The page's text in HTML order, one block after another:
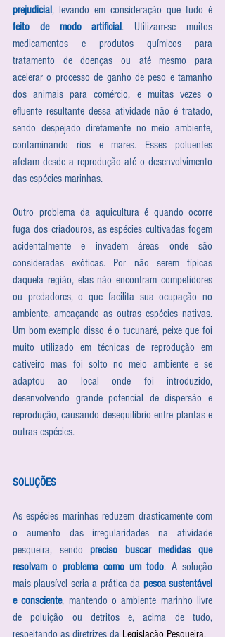
prejudicial
feito de modo artificial. Utilizam-se muitos
medicamentos e produtos químicos para
tratamento de doenças ou até mesmo para
acelerar o processo de ganho de peso e tamanho
dos animais para comércio, e muitas vezes o
efluente resultante dessa atividade não é tratado,
sendo despejado diretamente no meio ambiente,
contaminando rios e mares. Esses poluentes
afetam desde a reprodução até o desenvolvimento
das espécies marinhas.
Outro problema da aquicultura é quando ocorre
fuga dos criadouros, as espécies cultivadas fogem
acidentalmente e invadem áreas onde são
consideradas exóticas. Por não serem típicas
daquela região, elas não encontram competidores
ou predadores, o que facilita sua ocupação no
ambiente, ameaçando as outras espécies nativas.
Um bom exemplo disso é o tucunaré, peixe que foi
muito utilizado em técnicas de reprodução em
cativeiro mas foi solto no meio ambiente e se
adaptou ao local onde foi introduzido,
desenvolvendo grande potencial de dispersão e
reprodução, causando desequilíbrio entre plantas e
outras espécies.
SOLUÇÕES
As espécies marinhas reduzem drasticamente com
o aumento das irregularidades na atividade
pesqueira, sendo preciso buscar medidas que
resolvam o problema como um todo. A solução
mais plausível seria a prática da pesca sustentável
e consciente, mantendo o ambiente marinho livre
de poluição ou detritos e, acima de tudo,
respeitando as diretrizes da Legislação Pesqueira.